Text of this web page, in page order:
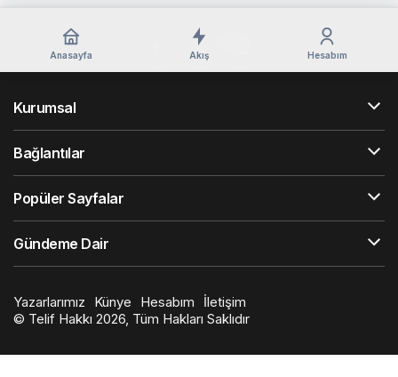
Anasayfa Akış Hesabım
Kurumsal
Bağlantılar
Popüler Sayfalar
Gündeme Dair
Yazarlarımız Künye Hesabım
İletişim
© Telif Hakkı 2026, Tüm Hakları Saklıdır